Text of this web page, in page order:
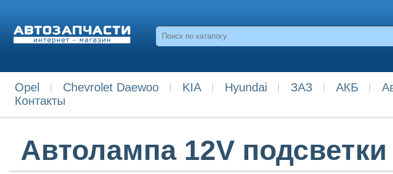
Opel Chevrolet Daewoo KIA Hyundai ЗАЗ АКБ
Контакты
Автолампа 12V